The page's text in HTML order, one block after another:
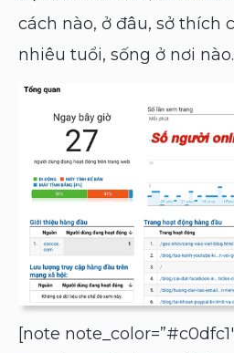
cách nào, ở đâu, sở thích
nhiêu tuổi, sống ở nơi
[note